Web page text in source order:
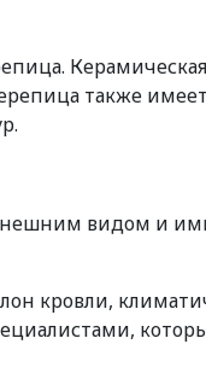
также
видом и
кровли,